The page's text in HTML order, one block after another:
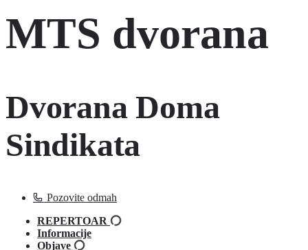
MTS dvorana
Dvorana Doma
Sindikata
Pozovite odmah
REPERTOAR
Informacije
Objave